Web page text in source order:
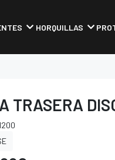
HORQUILLAS
TRASERA